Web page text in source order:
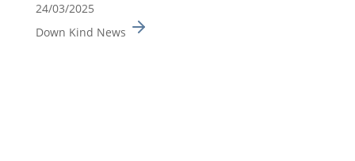
24/03/2025
Down Kind News